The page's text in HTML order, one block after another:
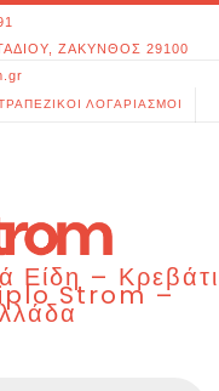
ΖΑΚΥΝΘΟΣ 29100
ΛΟΓΑΡΙΑΣΜΟΊ
Είδη – Κρεβάτι
Strom –